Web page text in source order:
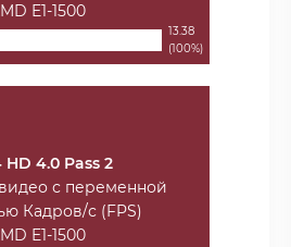
E1-1500
13.38
(100%)
HD 4.0 Pass 2
с переменной
Кадров/с (FPS)
E1-1500